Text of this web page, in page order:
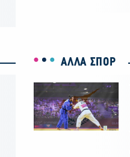
ΑΛΛΑ ΣΠΟΡ